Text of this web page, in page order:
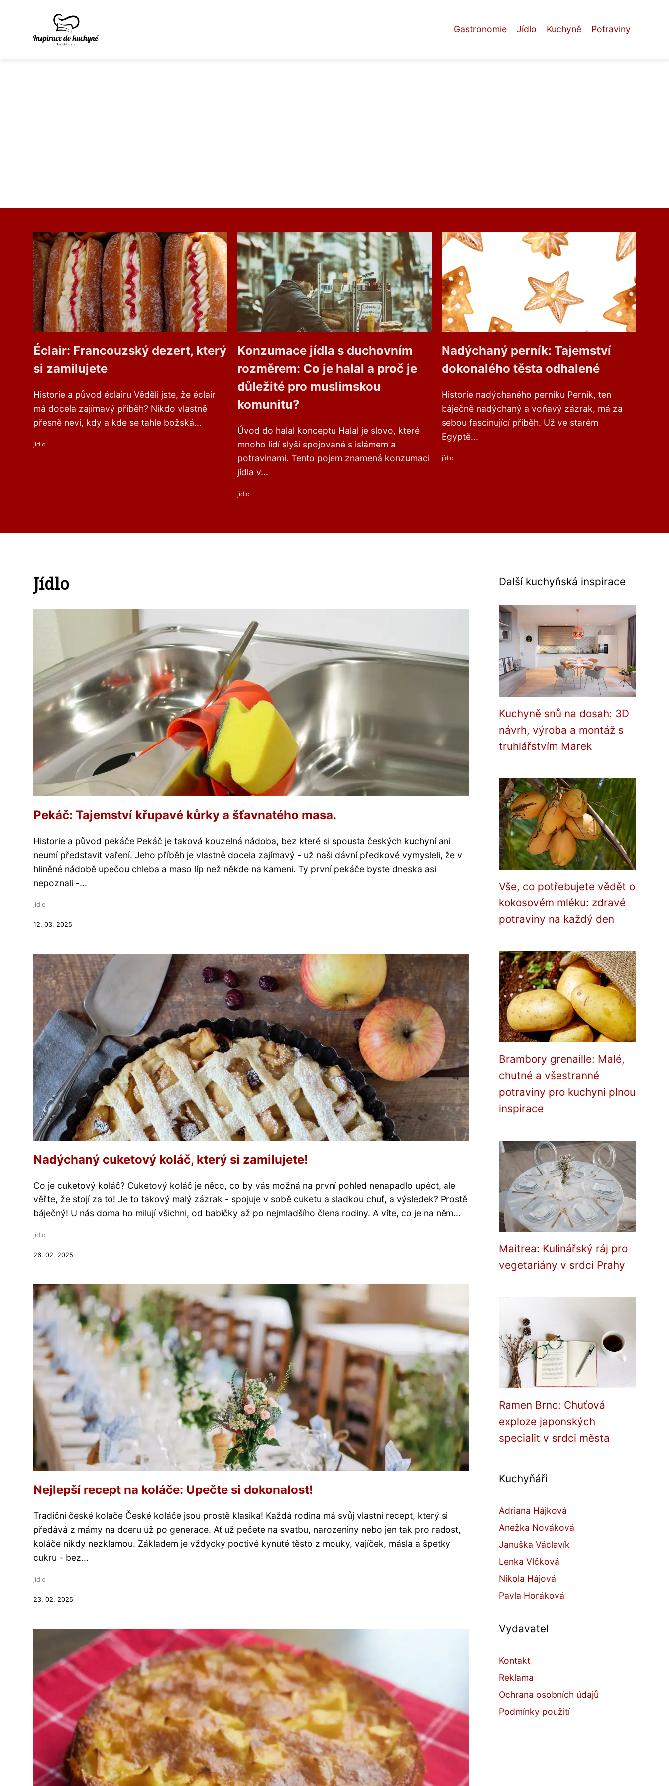
Gastronomie Jídlo Kuchyně Potraviny
Éclair: Francouzský dezert, který
si zamilujete
Historie a původ éclairu Věděli jste, že éclair
má docela zajímavý příběh? Nikdo vlastně
přesně neví, kdy a kde se tahle božská...
jídlo
Konzumace jídla s duchovním
rozměrem: Co je halal a proč je
důležité pro muslimskou
komunitu?
Úvod do halal konceptu Halal je slovo, které
mnoho lidí slyší spojované s islámem a
potravinami. Tento pojem znamená konzumaci
jídla v...
jídlo
Nadýchaný perník: Tajemství
dokonalého těsta odhalené
Historie nadýchaného perníku Perník, ten
báječně nadýchaný a voňavý zázrak, má za
sebou fascinující příběh. Už ve starém
Egyptě...
jídlo
Jídlo
Pekáč: Tajemství křupavé kůrky a šťavnatého masa.
Historie a původ pekáče Pekáč je taková kouzelná nádoba, bez které si spousta českých kuchyní ani
neumí představit vaření. Jeho příběh je vlastně docela zajímavý - už naši dávní předkové vymysleli, že v
hliněné nádobě upečou chleba a maso líp než někde na kameni. Ty první pekáče byste dneska asi
nepoznali -...
jídlo
12. 03. 2025
Nadýchaný cuketový koláč, který si zamilujete!
Co je cuketový koláč? Cuketový koláč je něco, co by vás možná na první pohled nenapadlo upéct, ale
věřte, že stojí za to! Je to takový malý zázrak - spojuje v sobě cuketu a sladkou chuť, a výsledek? Prostě
báječný! U nás doma ho milují všichni, od babičky až po nejmladšího člena rodiny. A víte, co je na něm...
jídlo
26. 02. 2025
Nejlepší recept na koláče: Upečte si dokonalost!
Tradiční české koláče České koláče jsou prostě klasika! Každá rodina má svůj vlastní recept, který si
předává z mámy na dceru už po generace. Ať už pečete na svatbu, narozeniny nebo jen tak pro radost,
koláče nikdy nezklamou. Základem je vždycky poctivé kynuté těsto z mouky, vajíček, másla a špetky
cukru - bez...
jídlo
23. 02. 2025
Další kuchyňská inspirace
Kuchyně snů na dosah: 3D
návrh, výroba a montáž s
truhlářstvím Marek
Vše, co potřebujete vědět o
kokosovém mléku: zdravé
potraviny na každý den
Brambory grenaille: Malé,
chutné a všestranné
potraviny pro kuchyni plnou
inspirace
Maitrea: Kulinářský ráj pro
vegetariány v srdci Prahy
Ramen Brno: Chuťová
exploze japonských
specialit v srdci města
Kuchyňáři
Adriana Hájková
Anežka Nováková
Januška Václavík
Lenka Vlčková
Nikola Hájová
Pavla Horáková
Vydavatel
Kontakt
Reklama
Ochrana osobních údajů
Podmínky použití